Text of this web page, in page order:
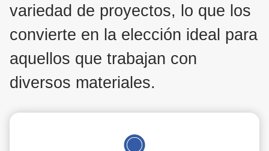
variedad de proyectos, lo que los
convierte en la elección ideal para
aquellos que trabajan con
diversos materiales.